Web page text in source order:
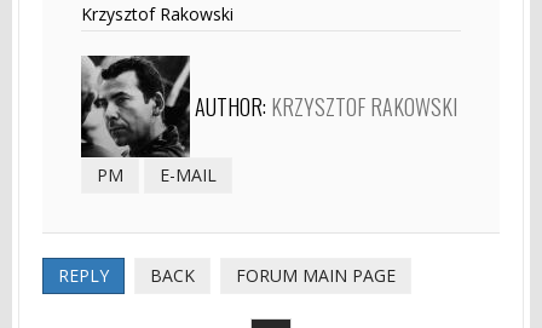
Krzysztof Rakowski
AUTHOR: KRZYSZTOF RAKOWSKI
PM E-MAIL
REPLY BACK FORUM MAIN PAGE